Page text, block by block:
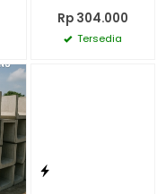
Rp 304.000
Tersedia